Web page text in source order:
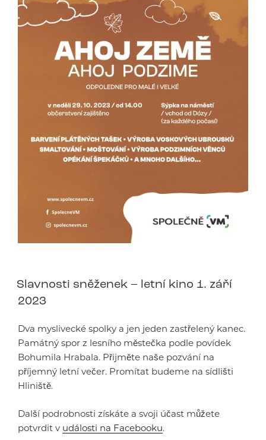
Slavnosti sněženek – letní kino 1. září
2023
Dva myslivecké spolky a jen jeden zastřelený kanec.
Památný spor z lesního městečka podle povídek
Bohumila Hrabala. Přijměte naše pozvání na
příjemný letní večer. Promítat budeme na sídlišti
Hliniště.
Další podrobnosti získáte a svoji účast můžete
potvrdit v události na Facebooku.